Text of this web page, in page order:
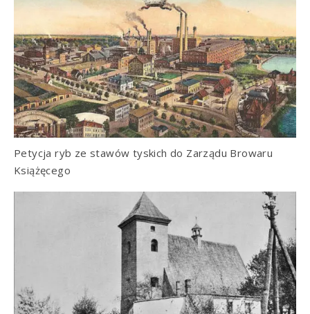
Petycja ryb ze stawów tyskich do Zarządu Browaru
Książęcego